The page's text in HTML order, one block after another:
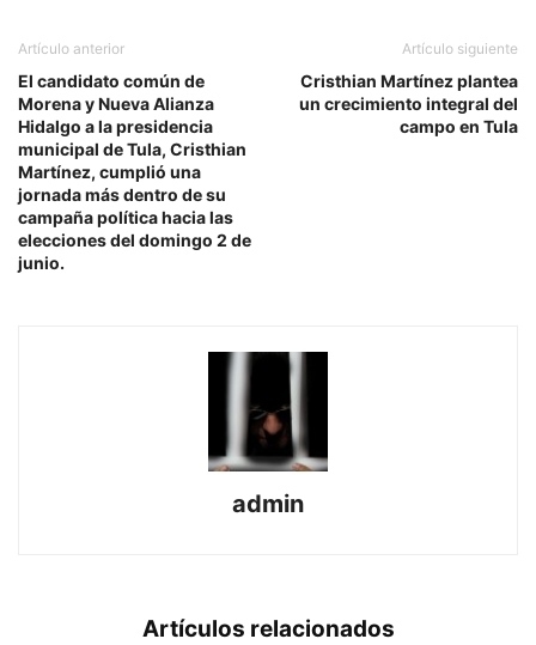
Artículo anterior
El candidato común de
Morena y Nueva Alianza
Hidalgo a la presidencia
municipal de Tula, Cristhian
Martínez, cumplió una
jornada más dentro de su
campaña política hacia las
elecciones del domingo 2 de
junio.
Artículo siguiente
Cristhian Martínez plantea
un crecimiento integral del
campo en Tula
admin
Artículos relacionados